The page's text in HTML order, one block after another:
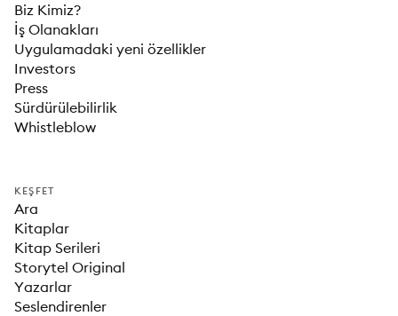
Biz Kimiz?
İş Olanakları
Uygulamadaki yeni özellikler
Investors
Press
Sürdürülebilirlik
Whistleblow
KEŞFET
Ara
Kitaplar
Kitap Serileri
Storytel Original
Yazarlar
Seslendirenler